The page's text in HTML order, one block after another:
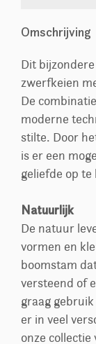
Omschrijving
Dit bijzondere
zwerfkeien
De
moderne
stilte. Door
is er een
geliefde op
Natuurlijk
De natuur
vormen en
boomstam
versteend of
graag
er in veel
onze